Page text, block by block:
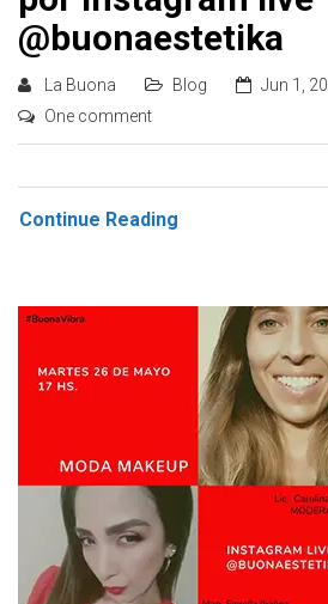
@buonaestetika
La Buona Blog
Jun 1,
One comment
Continue Reading